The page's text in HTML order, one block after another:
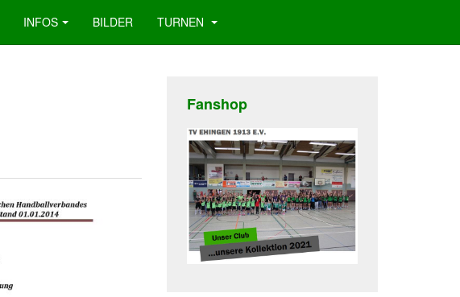
INFOS BILDER TURNEN
Fanshop